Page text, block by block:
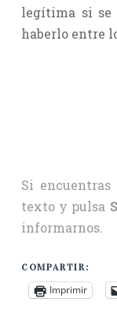
legítima si se
haberlo entre
Si
texto y pulsa
informarnos.
COMPARTIR:
Imprimir